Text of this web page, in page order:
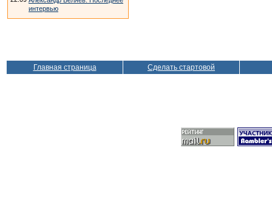
интервью
Главная страница Сделать стартовой